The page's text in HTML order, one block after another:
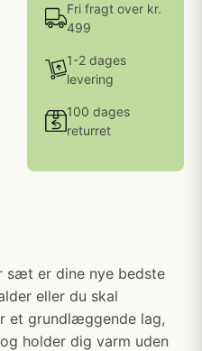
Fri fragt over kr.
499
1-2 dages
levering
100 dages
returret
sæt er dine nye bedste
eller du skal
et grundlæggende lag,
holder dig varm uden